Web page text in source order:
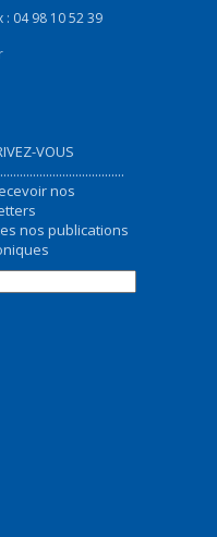
: 04 98 10 52 39
VOUS
nos
nos publications